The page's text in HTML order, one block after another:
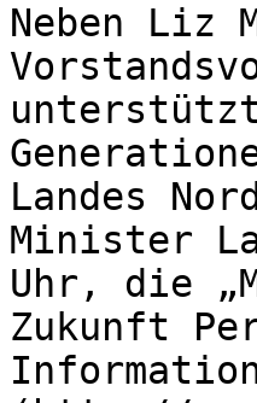
Neben Liz
Landes
Minister
Uhr, die
Zukunft